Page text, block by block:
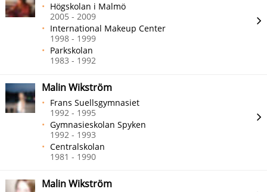
Högskolan i Malmö
2005 - 2009
International Makeup Center
1998 - 1999
Parkskolan
1983 - 1992
Malin Wikström
Frans Suellsgymnasiet
1992 - 1995
Gymnasieskolan Spyken
1992 - 1993
Centralskolan
1981 - 1990
Malin Wikström